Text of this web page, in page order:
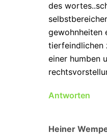
des
gewohnheiten
tierfeindlichen
einer humben
Antworten
Heiner